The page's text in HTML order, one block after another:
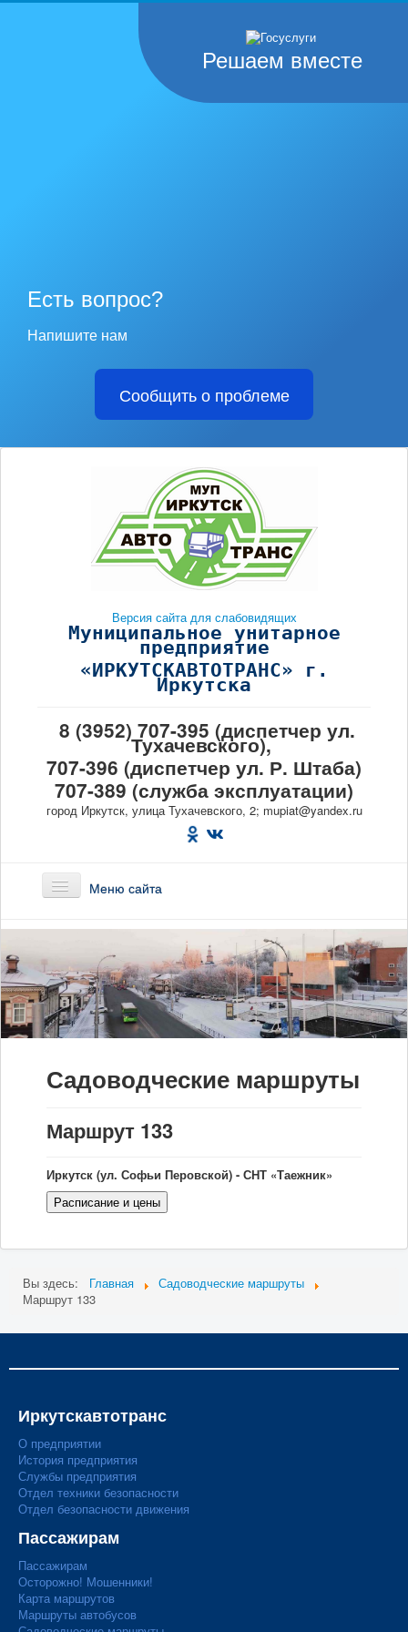
Решаем вместе
Есть вопрос?
Напишите нам
Сообщить о проблеме
Версия сайта для слабовидящих
Муниципальное унитарное
предприятие
«ИРКУТСКАВТОТРАНС» г.
Иркутска
8 (3952) 707-395 (диспетчер ул.
Тухачевского),
707-396 (диспетчер ул. Р. Штаба)
707-389 (служба эксплуатации)
город Иркутск, улица Тухачевского, 2; mupiat@yandex.ru
Меню сайта
О предприятии
Маршруты
Вакансии
Мы в СМИ
Садоводческие маршруты
Маршрут 133
Иркутск (ул. Софьи Перовской) - СНТ «Таежник»
Вы здесь: Главная
Садоводческие маршруты
Маршрут 133
Иркутскавтотранс
О предприятии
История предприятия
Службы предприятия
Отдел техники безопасности
Отдел безопасности движения
Пассажирам
Пассажирам
Осторожно! Мошенники!
Карта маршрутов
Маршруты автобусов